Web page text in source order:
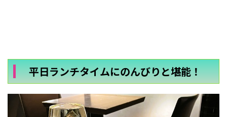
平日ランチタイムにのんびりと堪能！